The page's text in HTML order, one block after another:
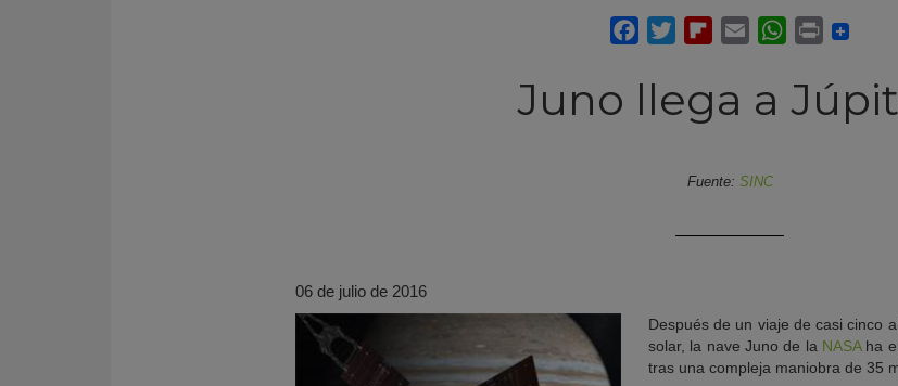
Juno llega a
Fuente: SINC
06 de julio de 2016
Después de un viaje de casi cinco
solar, la nave Juno de la NASAha
tras una compleja maniobra de 35